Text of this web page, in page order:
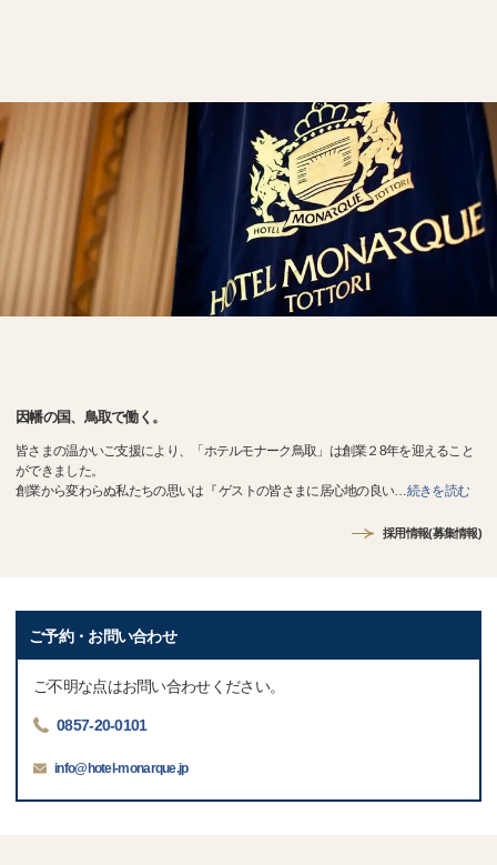
因幡の国、鳥取で働く。
皆さまの温かいご支援により、「ホテルモナーク鳥取」は創業２8年を迎えること
ができました。
創業から変わらぬ私たちの思いは『 ゲストの皆さまに居心地の良い…続きを読む
採用情報(募集情報)
ご予約・お問い合わせ
ご不明な点はお問い合わせください。
0857-20-0101
info@hotel-monarque.jp